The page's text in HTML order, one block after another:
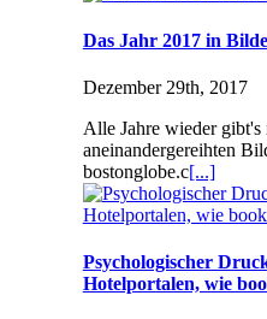
Das Jahr 2017 in
Dezember 29th, 2017
Alle Jahre wieder
aneinandergereihten
bostonglobe.c[...]
Psychologischer
Hotelportalen, wie